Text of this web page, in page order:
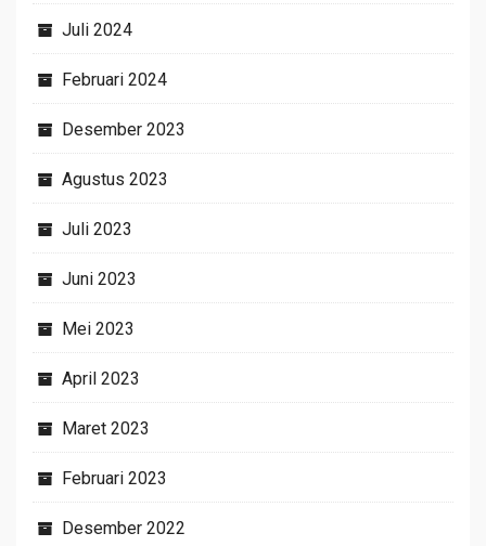
Juli 2024
Februari 2024
Desember 2023
Agustus 2023
Juli 2023
Juni 2023
Mei 2023
April 2023
Maret 2023
Februari 2023
Desember 2022